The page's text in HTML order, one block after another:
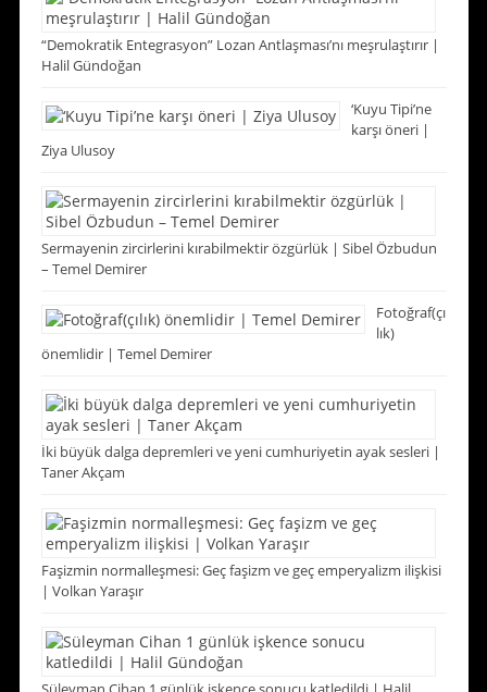
“Demokratik Entegrasyon” Lozan Antlaşması’nı meşrulaştırır |
Halil Gündoğan
‘Kuyu Tipi’ne
karşı öneri |
Ziya Ulusoy
Sermayenin zircirlerini kırabilmektir özgürlük | Sibel Özbudun
– Temel Demirer
Fotoğraf(çı
lık)
önemlidir | Temel Demirer
İki büyük dalga depremleri ve yeni cumhuriyetin ayak sesleri |
Taner Akçam
Faşizmin normalleşmesi: Geç faşizm ve geç emperyalizm ilişkisi
| Volkan Yaraşır